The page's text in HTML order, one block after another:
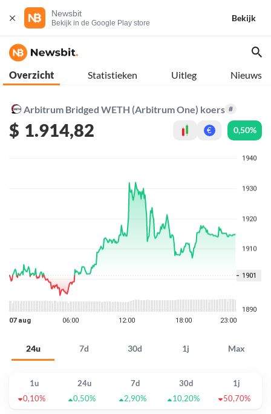
Newsbit
Bekijk in de Google Play store
Bekijk
Overzicht Statistieken Uitleg Nieuws
Arbitrum Bridged WETH (Arbitrum One) koers #
$ 1.914,82 € 0,50%
24u 7d 30d 1j Max
1u 24u 7d 30d
1j
0,10%
0,50% 2,90% 10,20% 50,70%